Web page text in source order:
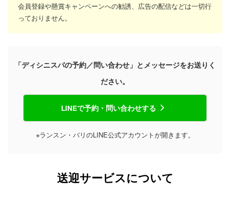
会員登録や懸賞キャンペーンへの勧誘、広告の配信などは一切行
っておりません。
「ディシニスパの予約／問い合わせ」とメッセージをお送りく
ださい。
LINEで予約・問い合わせする
※ランスン・バリのLINE公式アカウントが開きます。
送迎サービスについて